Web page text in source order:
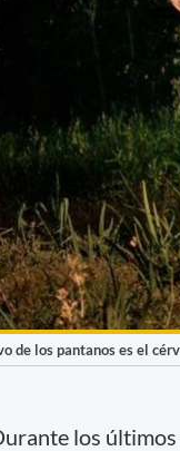
de los pantanos es el
los